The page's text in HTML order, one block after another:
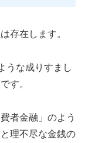
存在します。
うな成りすまし
す。
者金融」のよう
理不尽な金銭の